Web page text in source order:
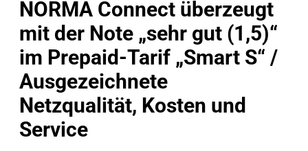
NORMA Connect überzeugt
mit der Note „sehr gut (1,5)“
im Prepaid-Tarif „Smart S“ /
Ausgezeichnete
Netzqualität, Kosten und
Service